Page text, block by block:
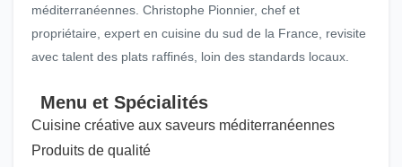
méditerranéennes. Christophe Pionnier, chef et
propriétaire, expert en cuisine du sud de la France, revisite
avec talent des plats raffinés, loin des standards locaux.
Menu et Spécialités
Cuisine créative aux saveurs méditerranéennes
Produits de qualité